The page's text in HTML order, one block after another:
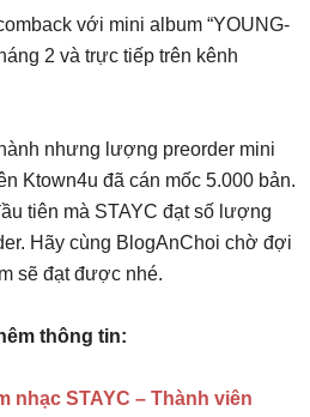
với mini album “YOUNG-
2 và trực tiếp trên kênh
nhưng lượng preorder mini
Ktown4u đã cán mốc 5.000 bản.
tiên mà STAYC đạt số lượng
Hãy cùng BlogAnChoi chờ đợi
sẽ đạt được nhé.
thông tin:
nhạc STAYC – Thành viên